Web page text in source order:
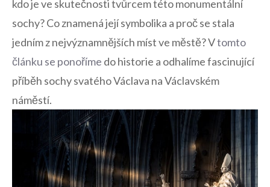
kdo je ve skutečnosti tvůrcem této monumentální
sochy?​ Co znamená​ její symbolika a proč se stala
jedním z nejvýznamnějších míst ve městě? V⁢tomto
článku se ponoříme do historie a odhalíme⁤ fascinující
příběh sochy svatého Václava na Václavském
⁣náměstí.